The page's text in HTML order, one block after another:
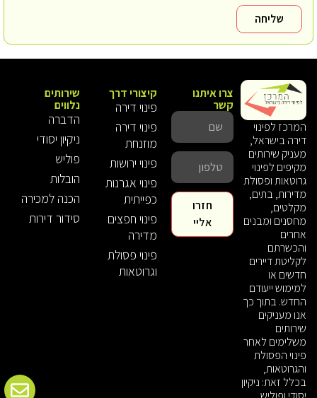
שליחה
המרכז לפינוי
דירה בישראל,
מעניק שירותים
מקיפים לפינוי
גרוטאות ופסולת
מדירות, בתים,
מקלטים,
מחסנים ומבנים
אחרים
והכשרתם
לקליטת דיירים
חדשים או
למימוש ייעודם
החדש. בתוך כך
אנו מעניקים
שירותים
משלימים לאחר
פינוי הפסולת
והגרוטאות,
בכלל זאת: ניקיון
קיצורי דרך
פינוי דירה
פינוי דירה
מוזנחת
פינוי ירושות
פינוי אגרנות
כפייתית
פינוי חפצים
מדירה
פינוי פסולת
וגרוטאות
שירותים
נלווים
הדברה
ניקיון יסודי
פוליש
הובלות
הכנה למכירה
סידור דירות
צרו איתנו
קשר
חזרו
אליי